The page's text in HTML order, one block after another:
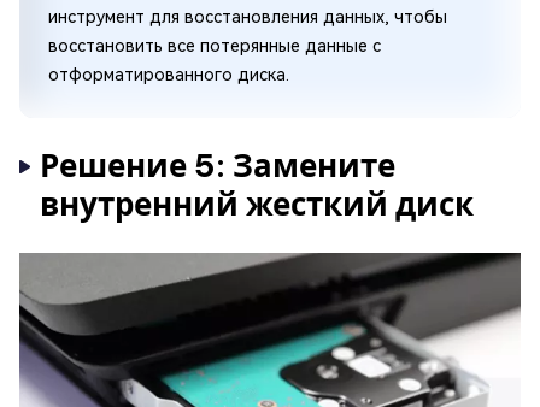
инструмент для восстановления данных, чтобы
восстановить все потерянные данные с
отформатированного диска.
Решение 5: Замените
внутренний жесткий диск